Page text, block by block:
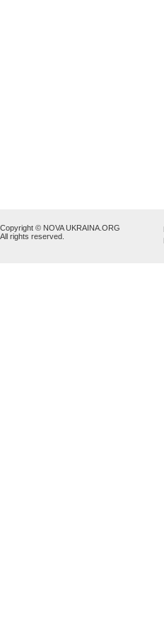
Copyright © NOVA UKRAINA.ORG
All rights reserved.